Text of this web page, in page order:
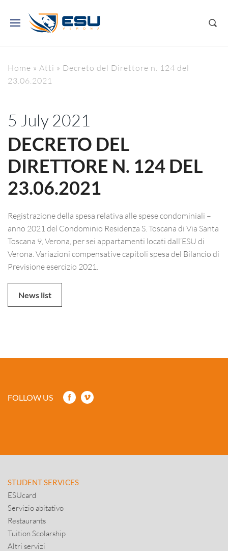
Home » Atti » Decreto del Direttore n. 124 del
23.06.2021
5 July 2021
DECRETO DEL
DIRETTORE N. 124 DEL
23.06.2021
Registrazione della spesa relativa alle spese condominiali –
anno 2021 del Condominio Residenza S. Toscana di Via Santa
Toscana 9, Verona, per sei appartamenti locati dall’ESU di
Verona. Variazioni compensative capitoli spesa del Bilancio di
Previsione esercizio 2021.
News list
FOLLOW US
STUDENT SERVICES
ESUcard
Servizio abitativo
Restaurants
Tuition Scolarship
Altri servizi